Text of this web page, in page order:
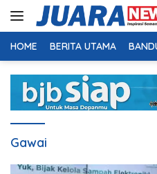
HOME BERITA UTAMA
Gawai